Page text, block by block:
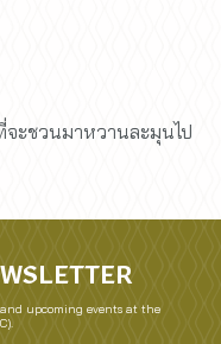
จะชวนมาหวานละมุนไป
upcoming events at the